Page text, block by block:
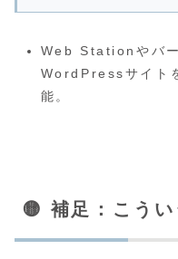
Web Stationやバー
WordPressサイト
能。
🟡 補足：こう